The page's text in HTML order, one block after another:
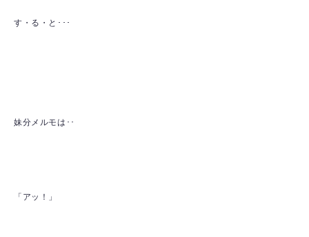
す・る・と･･･
妹分メルモは･･
「アッ！」